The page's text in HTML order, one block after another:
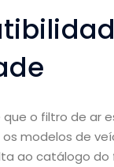
o filtro de ar
modelos de
ao catálogo do